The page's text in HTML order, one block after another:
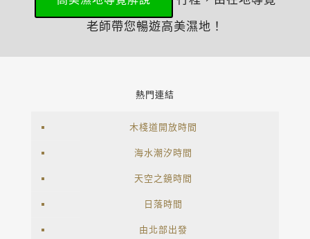
老師帶您暢遊高美濕地！
熱門連結
木棧道開放時間
海水潮汐時間
天空之鏡時間
日落時間
由北部出發